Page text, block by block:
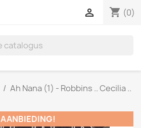
shopping_cart (0)

Ah Nana (1) - Robbins .. Cecilia ..
AANBIEDING!